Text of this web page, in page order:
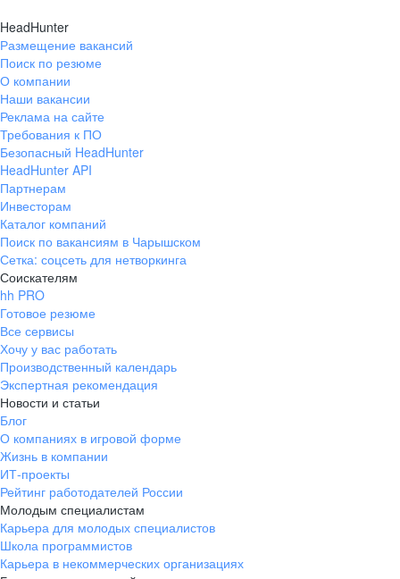
HeadHunter
Размещение вакансий
Поиск по резюме
О компании
Наши вакансии
Реклама на сайте
Требования к ПО
Безопасный HeadHunter
HeadHunter API
Партнерам
Инвесторам
Каталог компаний
Поиск по вакансиям в Чарышском
Сетка: соцсеть для нетворкинга
Соискателям
hh PRO
Готовое резюме
Все сервисы
Хочу у вас работать
Производственный календарь
Экспертная рекомендация
Новости и статьи
Блог
О компаниях в игровой форме
Жизнь в компании
ИТ-проекты
Рейтинг работодателей России
Молодым специалистам
Карьера для молодых специалистов
Школа программистов
Карьера в некоммерческих организациях